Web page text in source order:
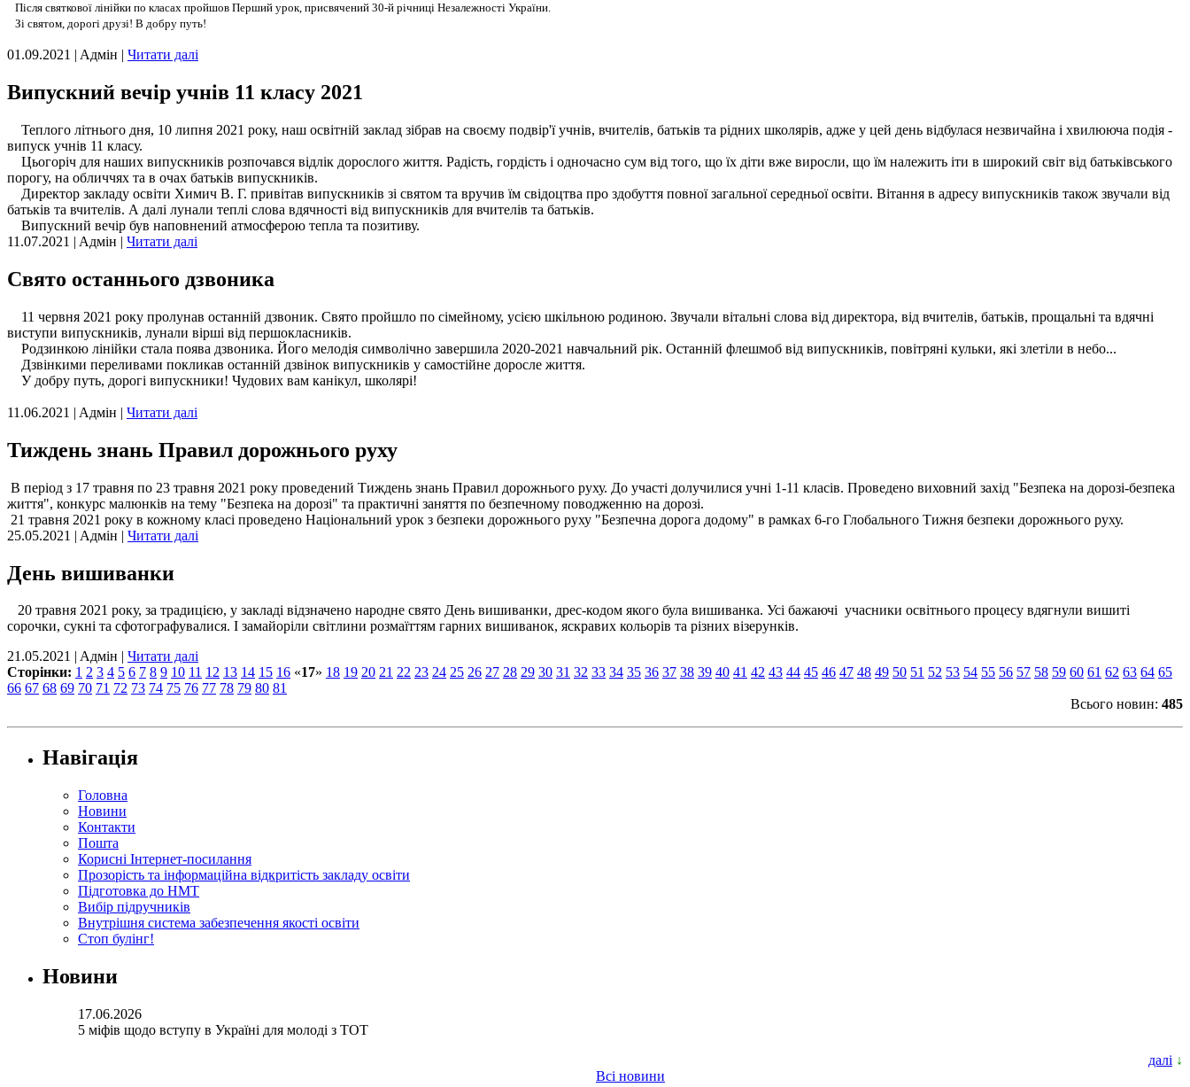
Після святкової лінійки по класах пройшов Перший урок, присвячений 30-й річниці Незалежності України.
Зі святом, дорогі друзі! В добру путь!
01.09.2021 | Aдмін | Читати далі
Випускний вечір учнів 11 класу 2021
Теплого літнього дня, 10 липня 2021 року, наш освітній заклад зібрав на своєму подвір'ї учнів, вчителів, батьків та рідних школярів, адже у цей день відбулася незвичайна і хвилююча подія -
випуск учнів 11 класу.
Цьогоріч для наших випускників розпочався відлік дорослого життя. Радість, гордість і одночасно сум від того, що їх діти вже виросли, що їм належить іти в широкий світ від батьківського
порогу, на обличчях та в очах батьків випускників.
Директор закладу освіти Химич В. Г. привітав випускників зі святом та вручив їм свідоцтва про здобуття повної загальної середньої освіти. Вітання в адресу випускників також звучали від
батьків та вчителів. А далі лунали теплі слова вдячності від випускників для вчителів та батьків.
Випускний вечір був наповнений атмосферою тепла та позитиву.
11.07.2021 | Aдмін | Читати далі
Свято останнього дзвоника
11 червня 2021 року пролунав останній дзвоник. Свято пройшло по сімейному, усією шкільною родиною. Звучали вітальні слова від директора, від вчителів, батьків, прощальні та вдячні
виступи випускників, лунали вірші від першокласників.
Родзинкою лінійки стала поява дзвоника. Його мелодія символічно завершила 2020-2021 навчальний рік. Останній флешмоб від випускників, повітряні кульки, які злетіли в небо...
Дзвінкими переливами покликав останній дзвінок випускників у самостійне доросле життя.
У добру путь, дорогі випускники! Чудових вам канікул, школярі!
11.06.2021 | Aдмін | Читати далі
Тиждень знань Правил дорожнього руху
В період з 17 травня по 23 травня 2021 року проведений Тиждень знань Правил дорожнього руху. До участі долучилися учні 1-11 класів. Проведено виховний захід "Безпека на дорозі-безпека
життя", конкурс малюнків на тему "Безпека на дорозі" та практичні заняття по безпечному поводженню на дорозі.
21 травня 2021 року в кожному класі проведено Національний урок з безпеки дорожнього руху "Безпечна дорога додому" в рамках 6-го Глобального Тижня безпеки дорожнього руху.
25.05.2021 | Aдмін | Читати далі
День вишиванки
20 травня 2021 року, за традицією, у закладі відзначено народне свято День вишиванки, дрес-кодом якого була вишиванка. Усі бажаючі учасники освітнього процесу вдягнули вишиті
сорочки, сукні та сфотографувалися. І замайоріли світлини розмаїттям гарних вишиванок, яскравих кольорів та різних візерунків.
21.05.2021 | Aдмін | Читати далі
Сторінки: 1 2 3 4 5 6 7 8 9 10 11 12 13 14 15 16 «17» 18 19 20 21 22 23 24 25 26 27 28 29 30 31 32 33 34 35 36 37 38 39 40 41 42 43 44 45 46 47 48 49 50 51 52 53 54 55 56 57 58 59 60 61 62 63 64 65
66 67 68 69 70 71 72 73 74 75 76 77 78 79 80 81
Всього новин: 485
Навігація
Головна
Новини
Контакти
Пошта
Корисні Інтернет-посилання
Прозорість та інформаційна відкритість закладу освіти
Підготовка до НМТ
Вибір підручників
Внутрішня система забезпечення якості освіти
Стоп булінг!
Новини
17.06.2026
5 міфів щодо вступу в Україні для молоді з ТОТ
далі ↓
Всі новини